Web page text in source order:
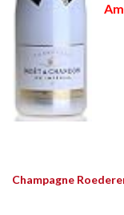
Champagne